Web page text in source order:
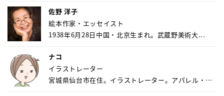
佐野 洋子
絵本作家・エッセイスト
1938年6月28日中国・北京生まれ。武蔵野美術大...
ナコ
イラストレーター
宮城県仙台市在住。イラストレーター。アパレル・キ